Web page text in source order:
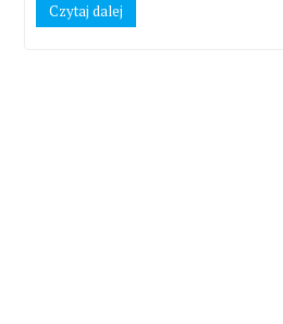
Czytaj dalej